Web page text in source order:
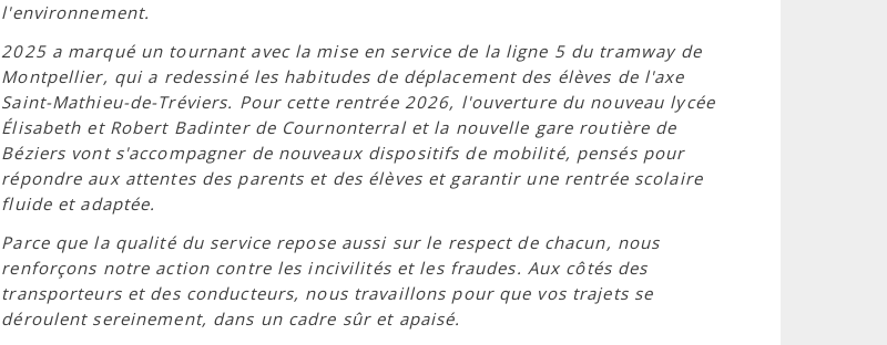
l'environnement.
2025 a marqué un tournant avec la mise en service de la ligne 5 du tramway de
Montpellier, qui a redessiné les habitudes de déplacement des élèves de l'axe
Saint-Mathieu-de-Tréviers. Pour cette rentrée 2026, l'ouverture du nouveau lycée
Élisabeth et Robert Badinter de Cournonterral et la nouvelle gare routière de
Béziers vont s'accompagner de nouveaux dispositifs de mobilité, pensés pour
répondre aux attentes des parents et des élèves et garantir une rentrée scolaire
fluide et adaptée.
Parce que la qualité du service repose aussi sur le respect de chacun, nous
renforçons notre action contre les incivilités et les fraudes. Aux côtés des
transporteurs et des conducteurs, nous travaillons pour que vos trajets se
déroulent sereinement, dans un cadre sûr et apaisé.